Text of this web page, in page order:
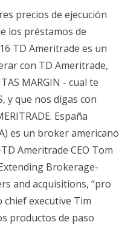
precios de ejecución
los préstamos de
TD Ameritrade es un
con TD Ameritrade,
MARGIN - cual te
y que nos digas con
España
es un broker americano
Ameritrade CEO Tom
Brokerage-
and acquisitions, “pro
executive Tim
productos de paso